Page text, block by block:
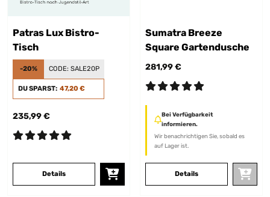
Patras Lux Bistro-
Tisch
-20% CODE: SALE20P
DU SPARST: 47,20 €
235,99 €
Details
Sumatra Breeze
Square Gartendusche
281,99 €
Bei Verfügbarkeit
informieren.
Wir benachrichtigen Sie, sobald es
auf Lager ist.
Details